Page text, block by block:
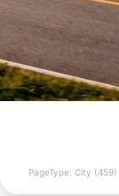
PageType: City (459)